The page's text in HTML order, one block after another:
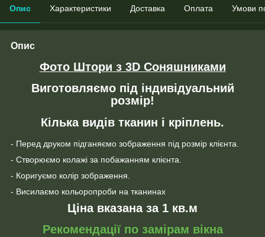
Опис Характеристики Доставка Оплата Умови
Опис
Фото Штори з 3D Соняшниками
Виготовляємо під індивідуальний
розмір!
Кілька видів тканин і кріплень.
- Перед друком підганяємо зображення під розмір клієнта.
- Створюємо колажі за побажанням клієнта.
- Коригуємо колір зображення.
- Висилаємо кольоропроби на тканинах
Ціна вказана за 1 кв.м
Рекомендації по замірам вікна